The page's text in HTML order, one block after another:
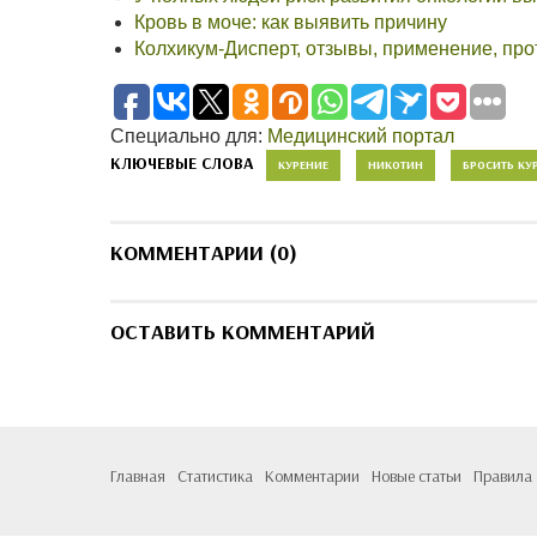
Кровь в моче: как выявить причину
Колхикум-Дисперт, отзывы, применение,
Специально для: Медицинский портал
КЛЮЧЕВЫЕ СЛОВА КУРЕНИЕ НИКОТИН БРОСИТЬ
КОММЕНТАРИИ (0)
ОСТАВИТЬ КОММЕНТАРИЙ
Главная Статистика Комментарии Новые статьи Правила